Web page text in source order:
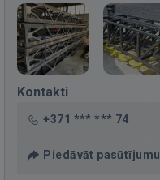
Kontakti
+371 *** *** 74
Piedāvāt pasūtījumu